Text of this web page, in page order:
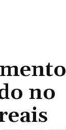
no